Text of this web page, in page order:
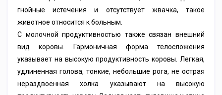
гнойные истечения и отсутствует жвачка, такое
животное относится к больным.
С молочной продуктивностью также связан внешний
вид коровы. Гармоничная форма телосложения
указывает на высокую продуктивность коровы. Легкая,
удлиненная голова, тонкие, небольшие рога, не острая
нераздвоенная холка указывают на высокую